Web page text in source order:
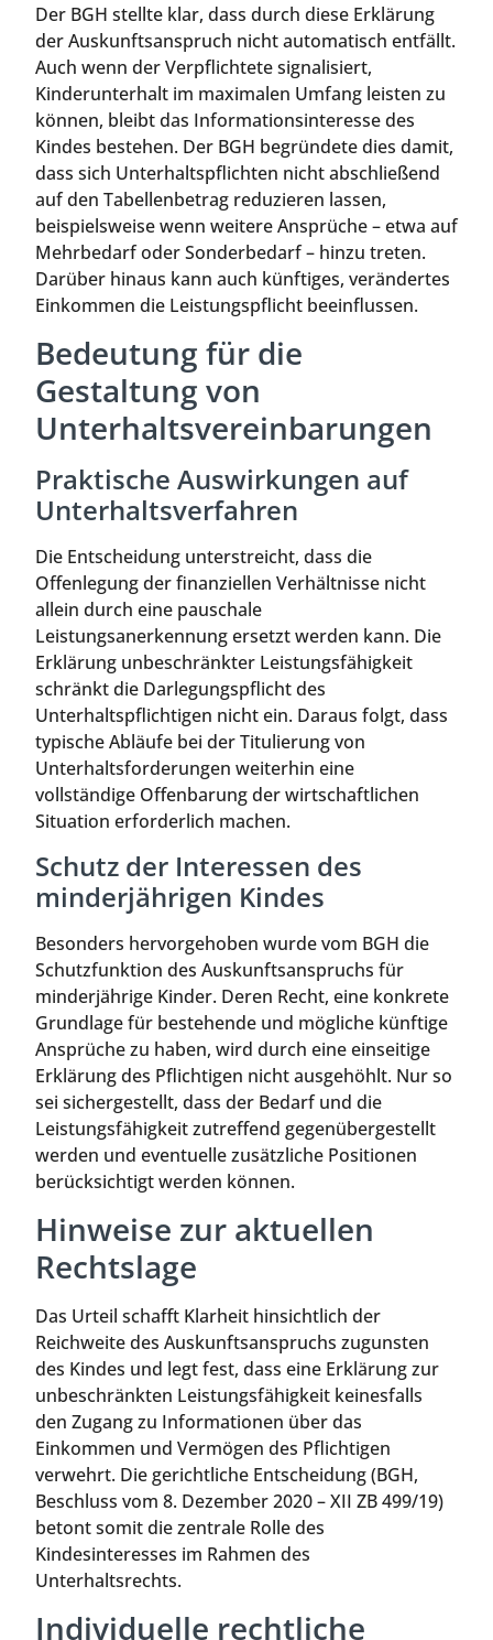
Der BGH stellte klar, dass durch diese Erklärung
der Auskunftsanspruch nicht automatisch entfällt.
Auch wenn der Verpflichtete signalisiert,
Kinderunterhalt im maximalen Umfang leisten zu
können, bleibt das Informationsinteresse des
Kindes bestehen. Der BGH begründete dies damit,
dass sich Unterhaltspflichten nicht abschließend
auf den Tabellenbetrag reduzieren lassen,
beispielsweise wenn weitere Ansprüche – etwa auf
Mehrbedarf oder Sonderbedarf – hinzu treten.
Darüber hinaus kann auch künftiges, verändertes
Einkommen die Leistungspflicht beeinflussen.
Bedeutung für die
Gestaltung von
Unterhaltsvereinbarungen
Praktische Auswirkungen auf
Unterhaltsverfahren
Die Entscheidung unterstreicht, dass die
Offenlegung der finanziellen Verhältnisse nicht
allein durch eine pauschale
Leistungsanerkennung ersetzt werden kann. Die
Erklärung unbeschränkter Leistungsfähigkeit
schränkt die Darlegungspflicht des
Unterhaltspflichtigen nicht ein. Daraus folgt, dass
typische Abläufe bei der Titulierung von
Unterhaltsforderungen weiterhin eine
vollständige Offenbarung der wirtschaftlichen
Situation erforderlich machen.
Schutz der Interessen des
minderjährigen Kindes
Besonders hervorgehoben wurde vom BGH die
Schutzfunktion des Auskunftsanspruchs für
minderjährige Kinder. Deren Recht, eine konkrete
Grundlage für bestehende und mögliche künftige
Ansprüche zu haben, wird durch eine einseitige
Erklärung des Pflichtigen nicht ausgehöhlt. Nur so
sei sichergestellt, dass der Bedarf und die
Leistungsfähigkeit zutreffend gegenübergestellt
werden und eventuelle zusätzliche Positionen
berücksichtigt werden können.
Hinweise zur aktuellen
Rechtslage
Das Urteil schafft Klarheit hinsichtlich der
Reichweite des Auskunftsanspruchs zugunsten
des Kindes und legt fest, dass eine Erklärung zur
unbeschränkten Leistungsfähigkeit keinesfalls
den Zugang zu Informationen über das
Einkommen und Vermögen des Pflichtigen
verwehrt. Die gerichtliche Entscheidung (BGH,
Beschluss vom 8. Dezember 2020 – XII ZB 499/19)
betont somit die zentrale Rolle des
Kindesinteresses im Rahmen des
Unterhaltsrechts.
Individuelle rechtliche